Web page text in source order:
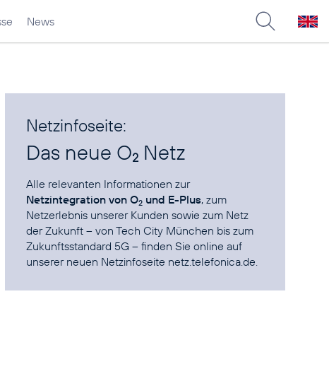
News
Netzinfoseite:
Das neue O2 Netz
Alle relevanten Informationen zur
Netzintegration von O2 und E-Plus, zum
Netzerlebnis unserer Kunden sowie zum Netz
der Zukunft – von Tech City München bis zum
Zukunftsstandard 5G – finden Sie online auf
unserer neuen Netzinfoseite netz.telefonica.de.